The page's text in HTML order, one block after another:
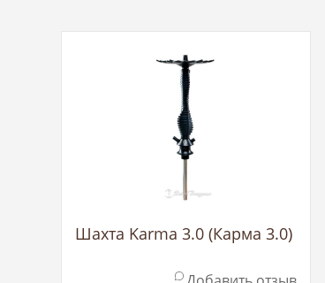
Шахта Karma 3.0 (Карма 3.0)